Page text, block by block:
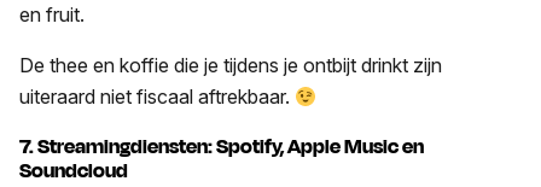
en fruit.
De thee en koffie die je tijdens je ontbijt drinkt zijn
uiteraard niet fiscaal aftrekbaar.
7. Streamingdiensten: Spotify, Apple Music en
Soundcloud